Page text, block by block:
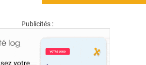
Publicités :